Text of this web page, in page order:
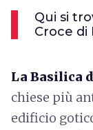
Qui si
Croce di
La Basilica
chiese più
edificio